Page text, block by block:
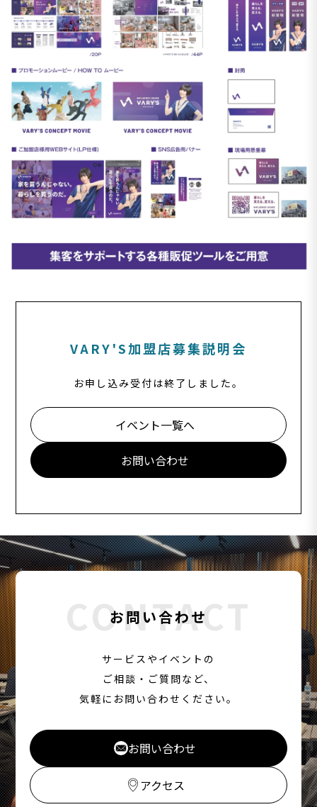
VARY'S加盟店募集説明会
お申し込み受付は終了しました。
イベント一覧へ
お問い合わせ
お問い合わせ
CONTACT
サービスやイベントの
ご相談・ご質問など、
気軽にお問い合わせください。
お問い合わせ
アクセス